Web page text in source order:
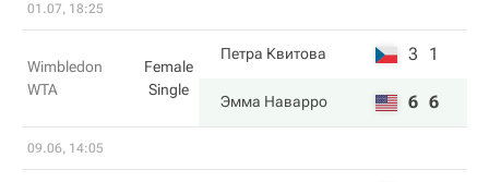
01.07, 18:25
Wimbledon
WTA
Female
Single
Петра Квитова 3 1
Эмма Наварро 6 6
09.06, 14:05